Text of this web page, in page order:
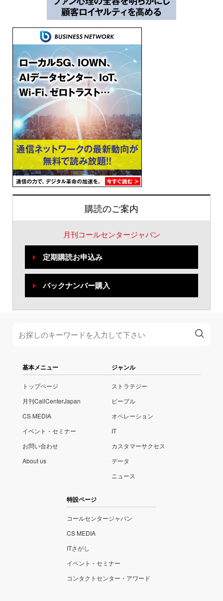
購読のご案内
月刊コールセンタージャパン
定期購読お申込み
バックナンバー購入
基本メニュー
トップページ
月刊CallCenterJapan
CS MEDIA
イベント・セミナー
お問い合わせ
About us
ジャンル
ストラテジー
ピープル
オペレーション
IT
カスタマーサクセス
データ
ニュース
特設ページ
コールセンタージャパン
CS MEDIA
ITさがし
イベント・セミナー
コンタクトセンター・アワード